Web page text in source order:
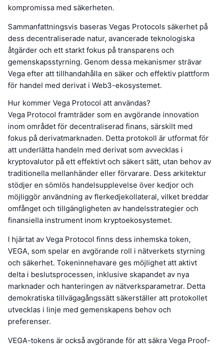
kompromissa med säkerheten.
Sammanfattningsvis baseras Vegas Protocols säkerhet på
dess decentraliserade natur, avancerade teknologiska
åtgärder och ett starkt fokus på transparens och
gemenskapsstyrning. Genom dessa mekanismer strävar
Vega efter att tillhandahålla en säker och effektiv plattform
för handel med derivat i Web3-ekosystemet.
Hur kommer Vega Protocol att användas?
Vega Protocol framträder som en avgörande innovation
inom området för decentraliserad finans, särskilt med
fokus på derivatmarknaden. Detta protokoll är utformat för
att underlätta handeln med derivat som avvecklas i
kryptovalutor på ett effektivt och säkert sätt, utan behov av
traditionella mellanhänder eller förvarare. Dess arkitektur
stödjer en sömlös handelsupplevelse över kedjor och
möjliggör användning av flerkedjekollateral, vilket breddar
omfånget och tillgängligheten av handelsstrategier och
finansiella instrument inom kryptoekosystemet.
I hjärtat av Vega Protocol finns dess inhemska token,
VEGA, som spelar en avgörande roll i nätverkets styrning
och säkerhet. Tokeninnehavare ges möjlighet att aktivt
delta i beslutsprocessen, inklusive skapandet av nya
marknader och hanteringen av nätverksparametrar. Detta
demokratiska tillvägagångssätt säkerställer att protokollet
utvecklas i linje med gemenskapens behov och
preferenser.
VEGA-tokens är också avgörande för att säkra Vega Proof-